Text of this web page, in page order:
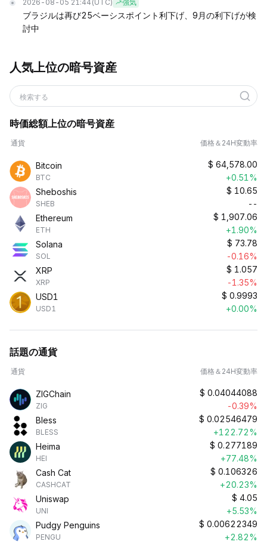
2026-08-05 21:44 (UTC) 強気
ブラジルは再び25ベーシスポイント利下げ、9月の利下げが検
討中
人気上位の暗号資産
検索する
時価総額上位の暗号資産
通貨 価格＆24H変動率
Bitcoin
BTC
$ 64,578.00
+0.51%
Sheboshis
SHEB
$ 10.65
--
Ethereum
ETH
$ 1,907.06
+1.90%
Solana
SOL
$ 73.78
-0.16%
XRP
XRP
$ 1.057
-1.35%
USD1
USD1
$ 0.9993
+0.00%
話題の通貨
通貨 価格＆24H変動率
ZIGChain
ZIG
$ 0.04044088
-0.39%
Bless
BLESS
$ 0.02546479
+122.72%
Heima
HEI
$ 0.277189
+77.48%
Cash Cat
CASHCAT
$ 0.106326
+20.23%
Uniswap
UNI
$ 4.05
+5.53%
Pudgy Penguins
PENGU
$ 0.00622349
+2.82%